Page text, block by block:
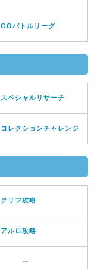
GOバトルリーグ
スペシャルリサーチ
コレクションチャレンジ
クリフ攻略
アルロ攻略
ー